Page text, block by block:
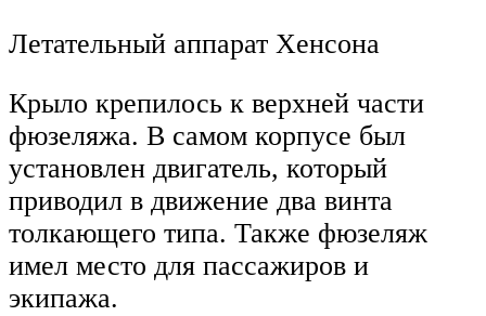
Летательный аппарат Хенсона
Крыло крепилось к верхней части
фюзеляжа. В самом корпусе был
установлен двигатель, который
приводил в движение два винта
толкающего типа. Также фюзеляж
имел место для пассажиров и
экипажа.